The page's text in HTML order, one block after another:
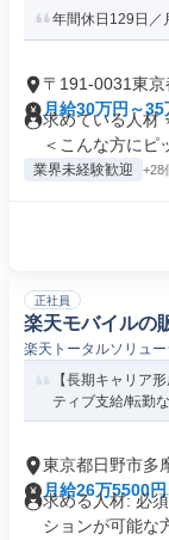
年間休日129日／
〒191-0031東
月給30万円～35
求めている人材
＜こんな方にピ
業界未経験歓迎 +28
正社員
楽天モバイルの
楽天トータルソリュ
【長期キャリア
ティブ支給/転勤
東京都日野市多
月給26万5500
求める人材: 必
ションが可能な